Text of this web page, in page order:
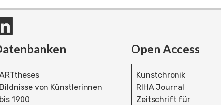
ARTtheses
Bildnisse von Künstlerinnen
bis 1900
Open Access
Kunstchronik
RIHA Journal
Zeitschrift für